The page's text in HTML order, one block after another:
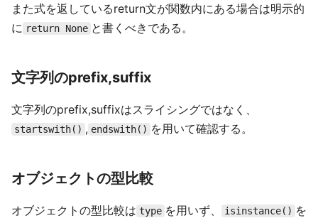
また式を返しているreturn文が関数内にある場合は明示的
に return None と書くべきである。
文字列のprefix,suffix
文字列のprefix,suffixはスライシングではなく、
startswith() , endswith() を用いて確認する。
オブジェクトの型比較
オブジェクトの型比較は type を用いず、 isinstance() を